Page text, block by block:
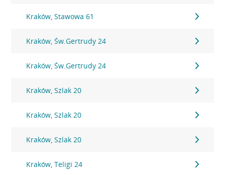
Kraków, Stawowa 61
Kraków, Św.Gertrudy 24
Kraków, Św.Gertrudy 24
Kraków, Szlak 20
Kraków, Szlak 20
Kraków, Szlak 20
Kraków, Teligi 24